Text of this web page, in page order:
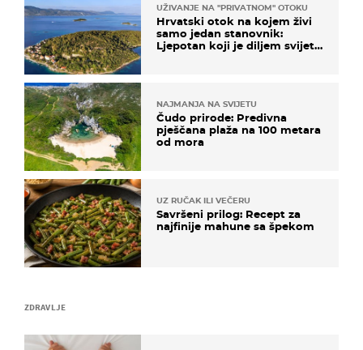
ZDRAVLJE
UŽIVANJE NA "PRIVATNOM" OTOKU
Hrvatski otok na kojem živi
samo jedan stanovnik:
Ljepotan koji je diljem svijeta
NAJMANJA NA SVIJETU
Čudo prirode: Predivna
pješčana plaža na 100 metara
od mora
UZ RUČAK ILI VEČERU
Savršeni prilog: Recept za
najfinije mahune sa špekom